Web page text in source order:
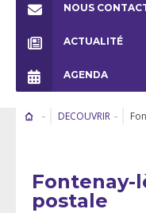
NOUS
ACTUALITÉ
AGENDA
DECOUVRIR
Fontenay-
postale